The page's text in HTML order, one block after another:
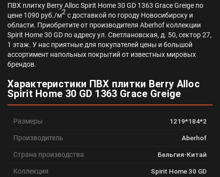
ПВХ плитку Berry Alloc Spirit Home 30 GD 1363 Grace Greige по
цене 1090 руб./м2с доставкой по городу Новосибирску и
области. Приобретите от производителя Aberhof коллекции
Spirit Home 30 GD по адресу ул. Светлановская, д. 50, сектор 27,
1 этаж. У нас приятные для покупателей цены и большой
ассортимент напольных покрытий от известных мировых
брендов.
Характеристики ПВХ плитки Berry Alloc
Spirit Home 30 GD 1363 Grace Greige
Размеры 1219*184*2
Производитель Aberhof
Страна производства Бельгия-Китай
Коллекция Spirit Home 30 GD